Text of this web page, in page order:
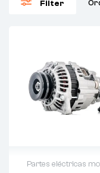
Filter
Partes eléctricas